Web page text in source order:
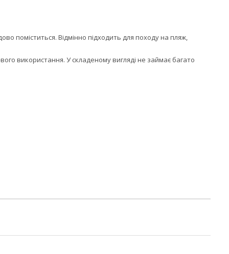
поміститься. Відмінно підходить для походу на пляж,
використання. У складеному вигляді не займає багато